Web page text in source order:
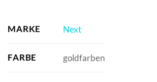
MARKE Next
FARBE goldfarben